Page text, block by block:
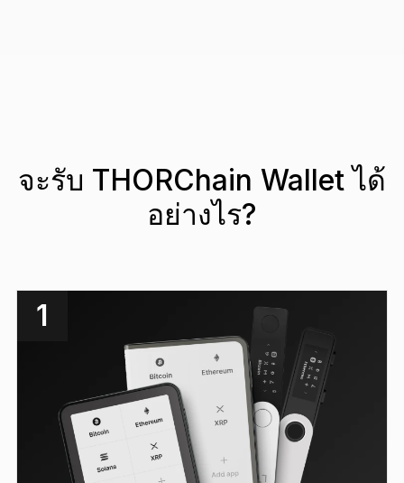
จะรับ THORChain Wallet ได้
อย่างไร?
1